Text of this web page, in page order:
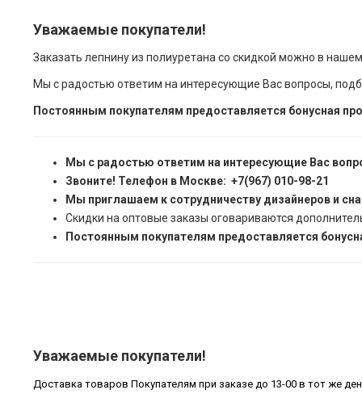
Уважаемые покупатели!
Заказать лепнину из полиуретана со скидкой можно в
Мы с радостью ответим на интересующие Вас вопросы,
Постоянным покупателям предоставляется бонусная
Мы с радостью ответим на интересующие Вас
Звоните! Телефон в Москве: +7(967) 010-98-21
Мы приглашаем к сотрудничеству дизайнеров и
Скидки на оптовые заказы оговариваются
Постоянным покупателям предоставляется
Уважаемые покупатели!
Доставка товаров Покупателям при заказе до 13-00 в тот же